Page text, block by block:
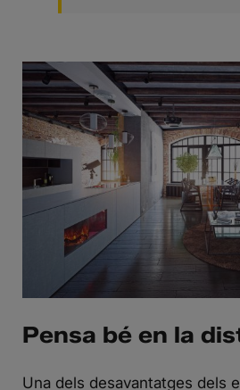
Pensa bé en la
Una dels desavantatges dels